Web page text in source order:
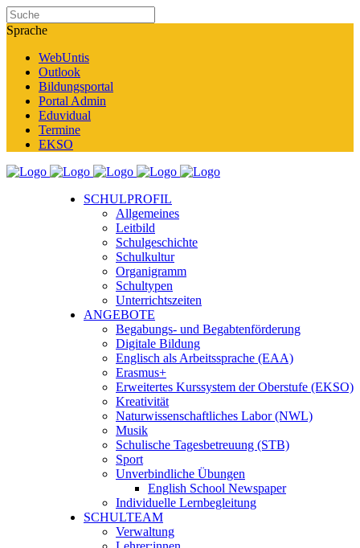
Sprache
WebUntis
Outlook
Bildungsportal
Portal Admin
Eduvidual
Termine
EKSO
SCHULPROFIL
Allgemeines
Leitbild
Schulgeschichte
Schulkultur
Organigramm
Schultypen
Unterrichtszeiten
ANGEBOTE
Begabungs- und Begabtenförderung
Digitale Bildung
Englisch als Arbeitssprache (EAA)
Erasmus+
Erweitertes Kurssystem der Oberstufe (EKSO)
Kreativität
Naturwissenschaftliches Labor (NWL)
Musik
Schulische Tagesbetreuung (STB)
Sport
Unverbindliche Übungen
English School Newspaper
Individuelle Lernbegleitung
SCHULTEAM
Verwaltung